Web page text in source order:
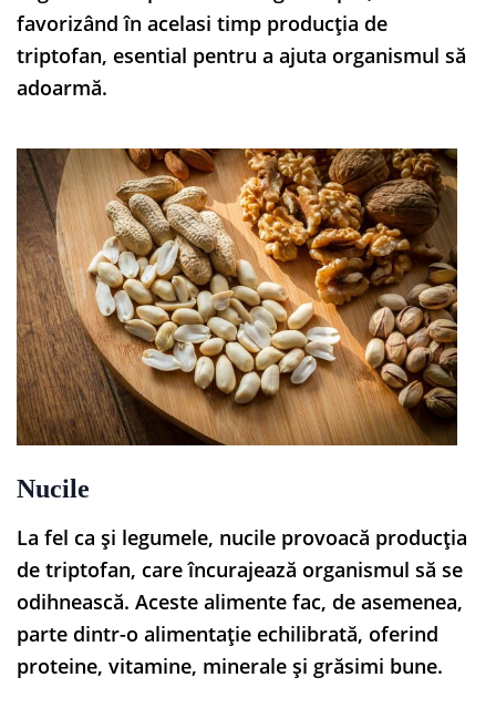
favorizând în acelasi timp producția de
triptofan, esential pentru a ajuta organismul să
adoarmă.
Nucile
La fel ca și legumele, nucile provoacă producția
de triptofan, care încurajează organismul să se
odihnească. Aceste alimente fac, de asemenea,
parte dintr-o alimentație echilibrată, oferind
proteine, vitamine, minerale și grăsimi bune.